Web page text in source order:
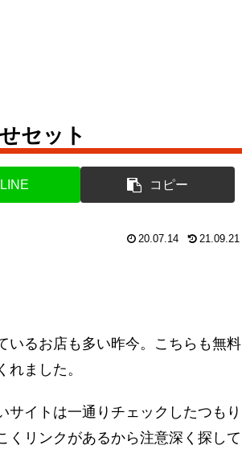
セット
LINE コピー
20.07.14 21.09.21
いるお店も多い昨今。こちらも無料
ました。
イトは一通りチェックしたつもり
リンクがあるから注意深く探して